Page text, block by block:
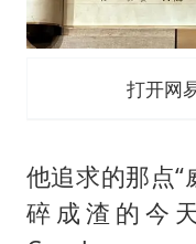
打开网
他追求的那点“
碎成渣的今